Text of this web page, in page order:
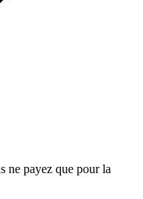
ne payez que pour la